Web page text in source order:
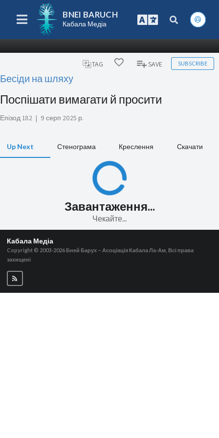
BNEI BARUCH
Кабала Медіа
TAG SAVE SUBSCRIBE
Бесіди на шляху
Поспішати вимагати й просити
Епізод 182 | 9 серп 2025 р.
Up Next Стенограма Креслення Скачати
Завантаження...
Чекайте...
Кабала Медіа
Copyright © 2003-2026 Бней Барух – Асоціація Кабала Ла-Ам, Всі права
захищені